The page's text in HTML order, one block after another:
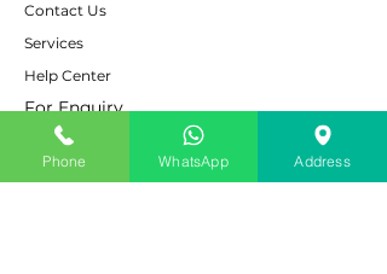
Contact Us
Services
Help Center
For Enquiry
ABOUT AAPP
Phone WhatsApp Address